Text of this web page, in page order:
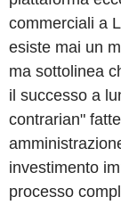
commerciali a
esiste mai un
ma sottolinea
il successo a
contrarian"
investimento
processo